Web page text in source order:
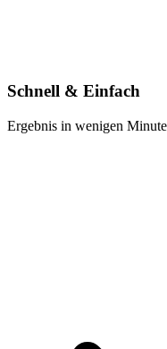
Schnell & Einfach
Ergebnis in wenigen